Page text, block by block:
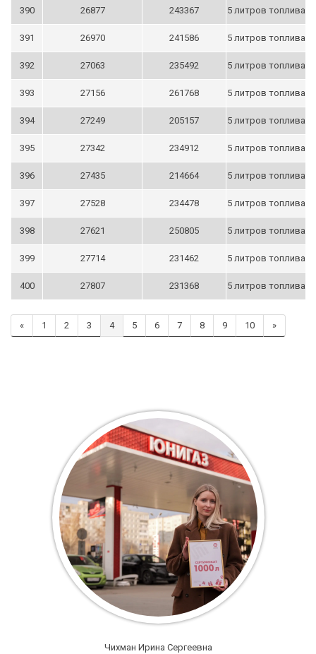
390 26877 243367 5 литров топлива
391 26970 241586 5 литров топлива
392 27063 235492 5 литров топлива
393 27156 261768 5 литров топлива
394 27249 205157 5 литров топлива
395 27342 234912 5 литров топлива
396 27435 214664 5 литров топлива
397 27528 234478 5 литров топлива
398 27621 250805 5 литров топлива
399 27714 231462 5 литров топлива
400 27807 231368 5 литров топлива
« 1 2 3 4 5 6 7 8 9 10 »
Чихман Ирина Сергеевна